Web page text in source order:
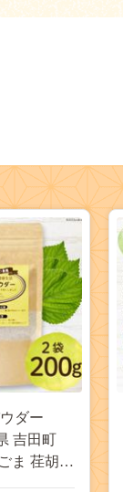
ダー
吉田町
ま 荏胡麻